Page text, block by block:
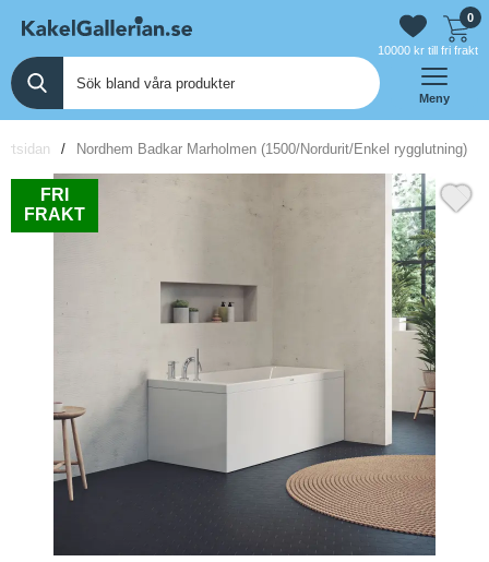
0
10000 kr till fri frakt
Meny
Nordhem Badkar Marholmen (1500/Nordurit/Enkel rygglutning)
FRI
FRAKT